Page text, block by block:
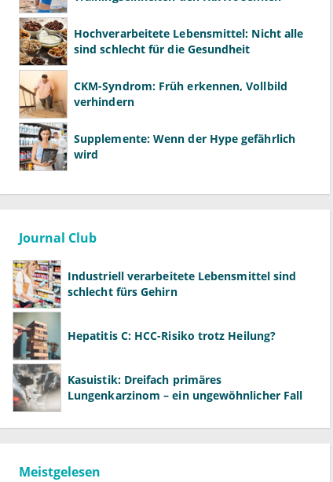
Hochverarbeitete Lebensmittel: Nicht alle
sind schlecht für die Gesundheit
CKM-Syndrom: Früh erkennen, Vollbild
verhindern
Supplemente: Wenn der Hype gefährlich
wird
Journal Club
Industriell verarbeitete Lebensmittel sind
schlecht fürs Gehirn
Hepatitis C: HCC-Risiko trotz Heilung?
Kasuistik: Dreifach primäres
Lungenkarzinom – ein ungewöhnlicher Fall
Meistgelesen